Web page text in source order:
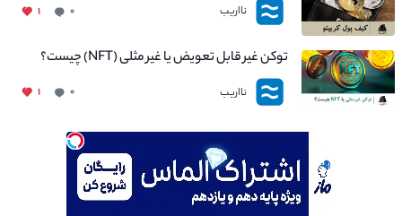
نااریب ۰ ۱
توکن غیر قابل تعویض یا غیر مثلی (NFT) چیست؟
نااریب ۰ ۱